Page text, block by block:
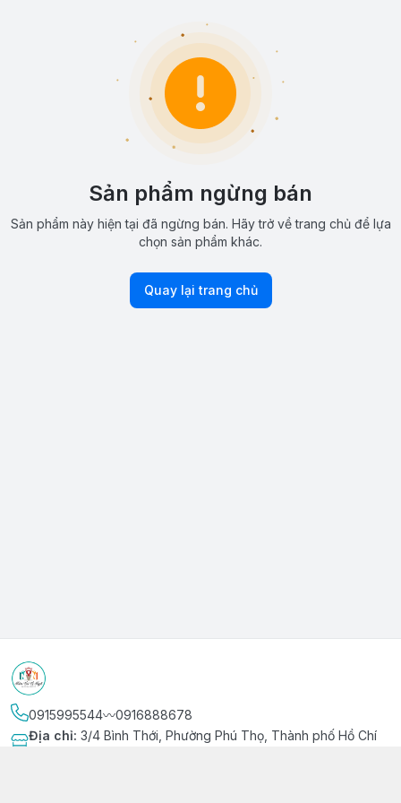
Sản phẩm ngừng bán
Sản phẩm này hiện tại đã ngừng bán. Hãy trở về trang chủ để lựa
chọn sản phẩm khác.
Quay lại trang chủ
0915995544〰️0916888678
Địa chỉ: 3/4 Bình Thới, Phường Phú Thọ, Thành phố Hồ Chí